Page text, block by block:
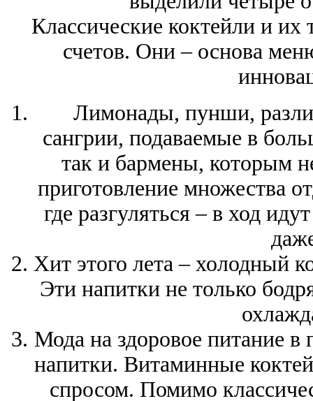
Классические коктейли и их
счетов. Они – основа
Лимонады, пунши,
сангрии, подаваемые в
так и бармены, которым
приготовление множества
где разгуляться – в ход
Хит этого лета – холодный
Эти напитки не только
Мода на здоровое питание в
напитки. Витаминные
спросом. Помимо